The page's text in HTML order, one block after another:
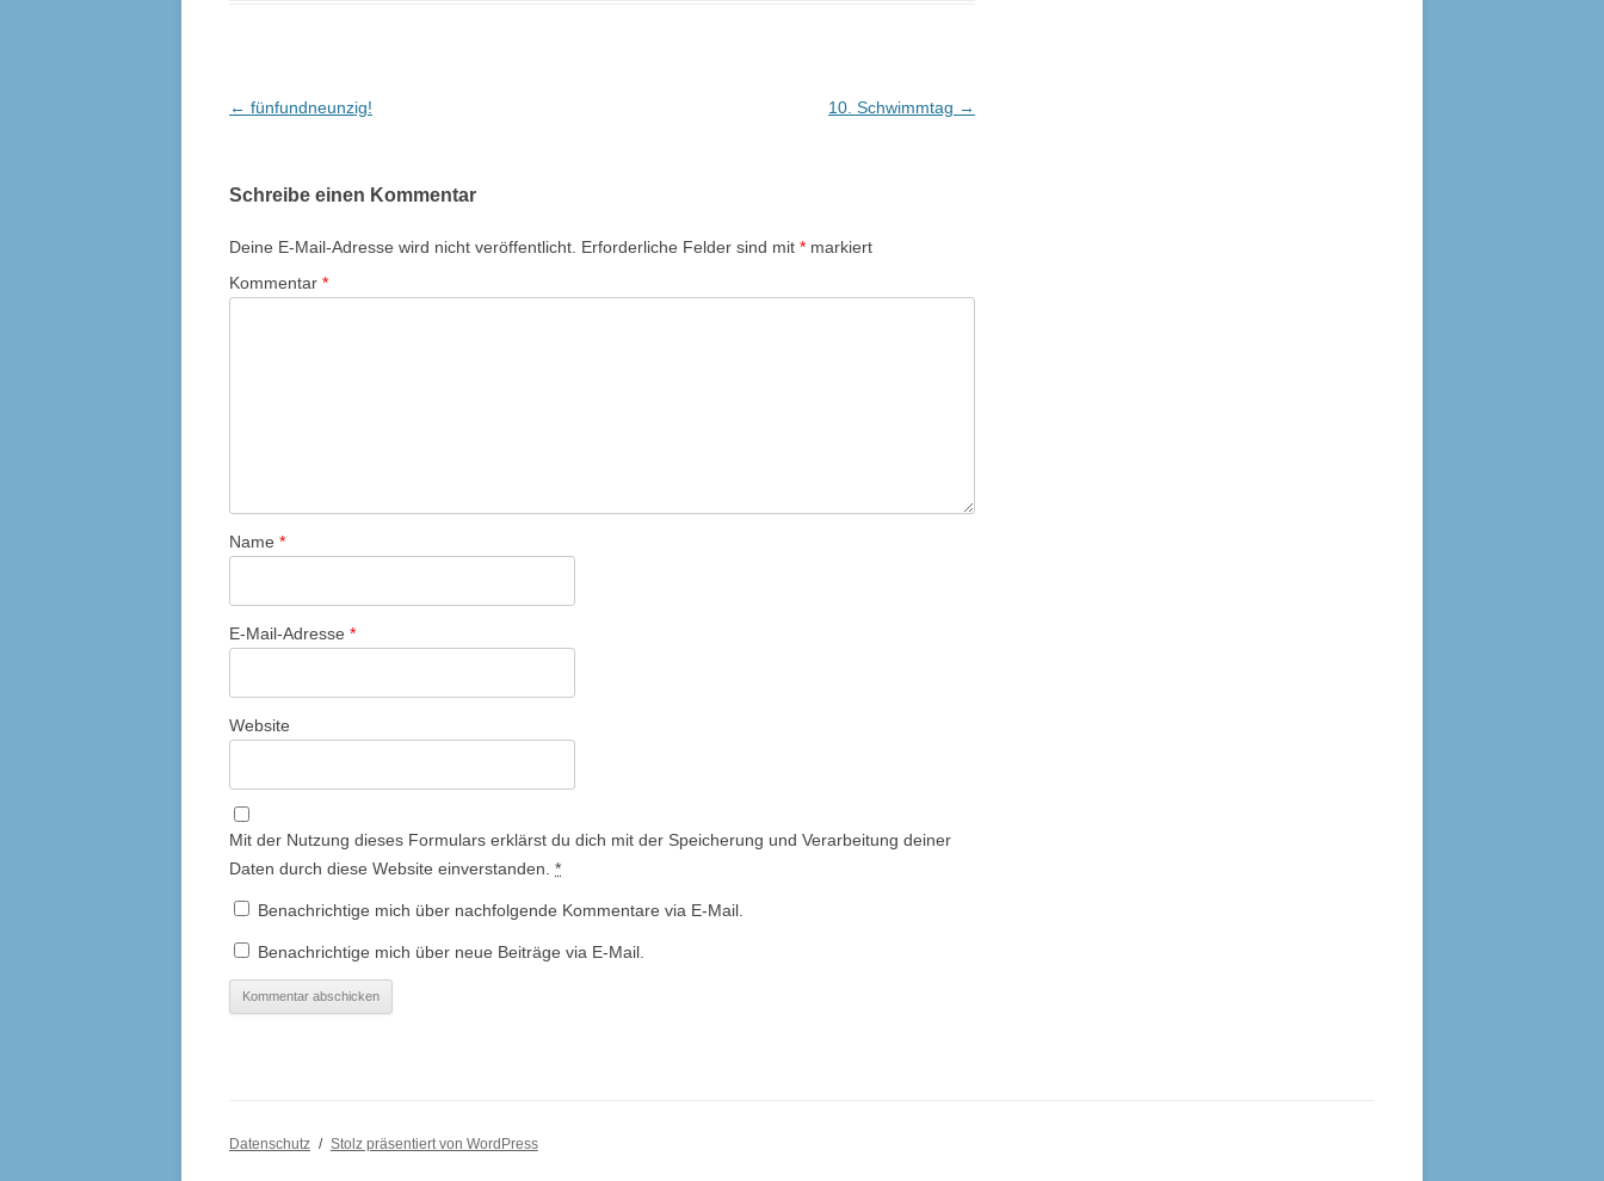
Beitrags-
← fünfundneunzig! 10. Schwimmtag →
Schreibe einen Kommentar
Deine E-Mail-Adresse wird nicht veröffentlicht. Erforderliche Felder sind mit * markiert
Kommentar *
Name *
E-Mail-Adresse *
Website
Mit der Nutzung dieses Formulars erklärst du dich mit der Speicherung und Verarbeitung deiner
Daten durch diese Website einverstanden. *
Benachrichtige mich über nachfolgende Kommentare via E-Mail.
Benachrichtige mich über neue Beiträge via E-Mail.
Datenschutz Stolz präsentiert von WordPress